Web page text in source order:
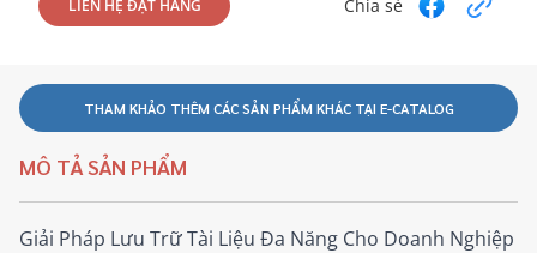
LIÊN HỆ ĐẶT HÀNG Chia sẻ
THAM KHẢO THÊM CÁC SẢN PHẨM KHÁC TẠI E-CATALOG
MÔ TẢ SẢN PHẨM
Giải Pháp Lưu Trữ Tài Liệu Đa Năng Cho Doanh Nghiệp